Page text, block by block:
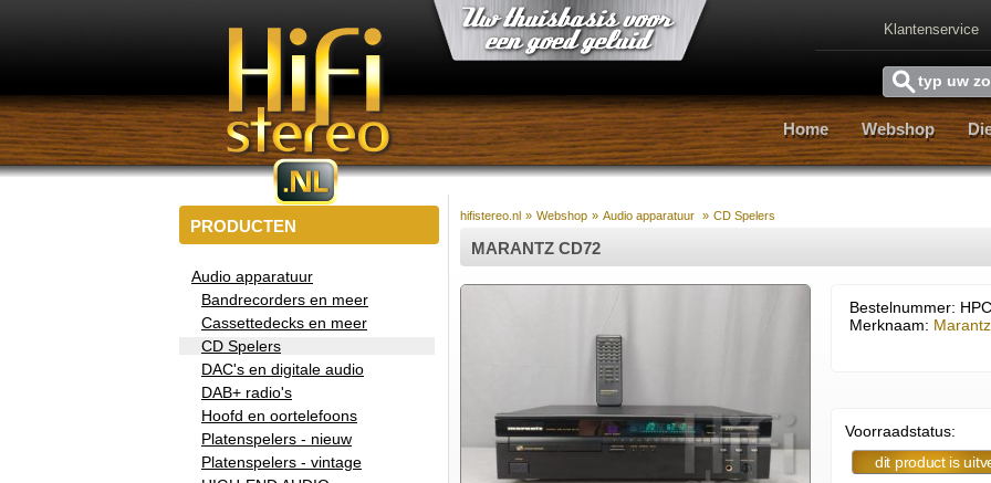
Klantenservice
Home Webshop
Home Webshop
PRODUCTEN
Audio apparatuur
Bandrecorders en meer
Cassettedecks en meer
CD Spelers
DAC's en digitale audio
DAB+ radio's
Hoofd en oortelefoons
Platenspelers - nieuw
Platenspelers - vintage
hifistereo.nl » Webshop » Audio apparatuur » CD Spelers
MARANTZ CD72
Bestelnummer:
Merknaam: Marantz
Voorraadstatus: